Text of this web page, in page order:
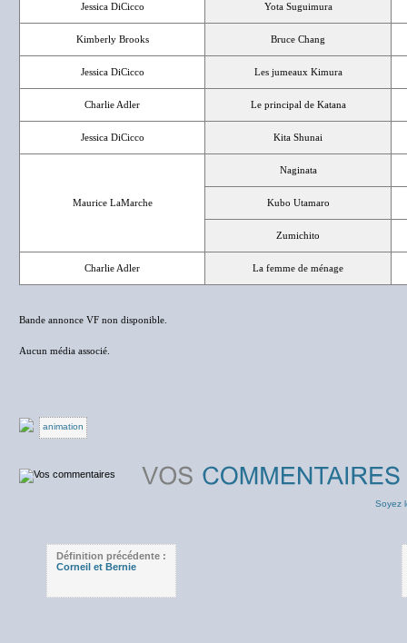
Jessica DiCicco Yota Suguimura
Kimberly Brooks Bruce Chang
Jessica DiCicco Les jumeaux Kimura
Charlie Adler Le principal de Katana
Jessica DiCicco Kita Shunai
Maurice LaMarche
Naginata
Kubo Utamaro
Zumichito
Charlie Adler La femme de ménage
Bande annonce VF non disponible.
Aucun média associé.
animation
Soyez
Définition précédente :
Corneil et Bernie